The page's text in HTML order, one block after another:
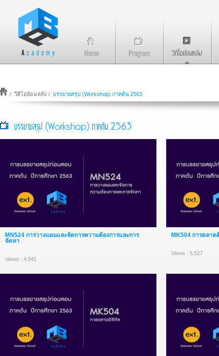
/ วีดีโอย้อนหลัง / บรรยายสรุป (Workshop) ภาคต้น 2563
บรรยายสรุป (Workshop) ภาคต้น 2563
MN524 การวางแผนและจัดการความต้องการและการ
จัดหา
Views : 4,541
MK504 การตลา
Views : 5,527